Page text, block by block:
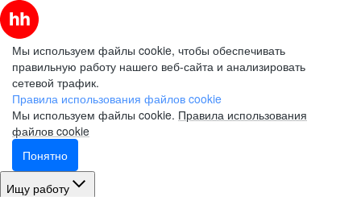
Мы используем файлы cookie, чтобы обеспечивать
правильную работу нашего веб-сайта и анализировать
сетевой трафик.
Правила использования файлов cookie
Мы используем файлы cookie. Правила использования
файлов cookie
Понятно
Ищу работу